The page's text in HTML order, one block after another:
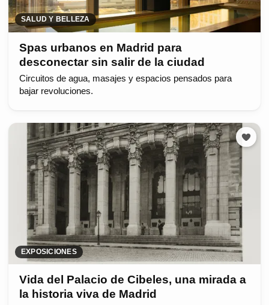
SALUD Y BELLEZA
Spas urbanos en Madrid para
desconectar sin salir de la ciudad
Circuitos de agua, masajes y espacios pensados para
bajar revoluciones.
EXPOSICIONES
Vida del Palacio de Cibeles, una mirada a
la historia viva de Madrid